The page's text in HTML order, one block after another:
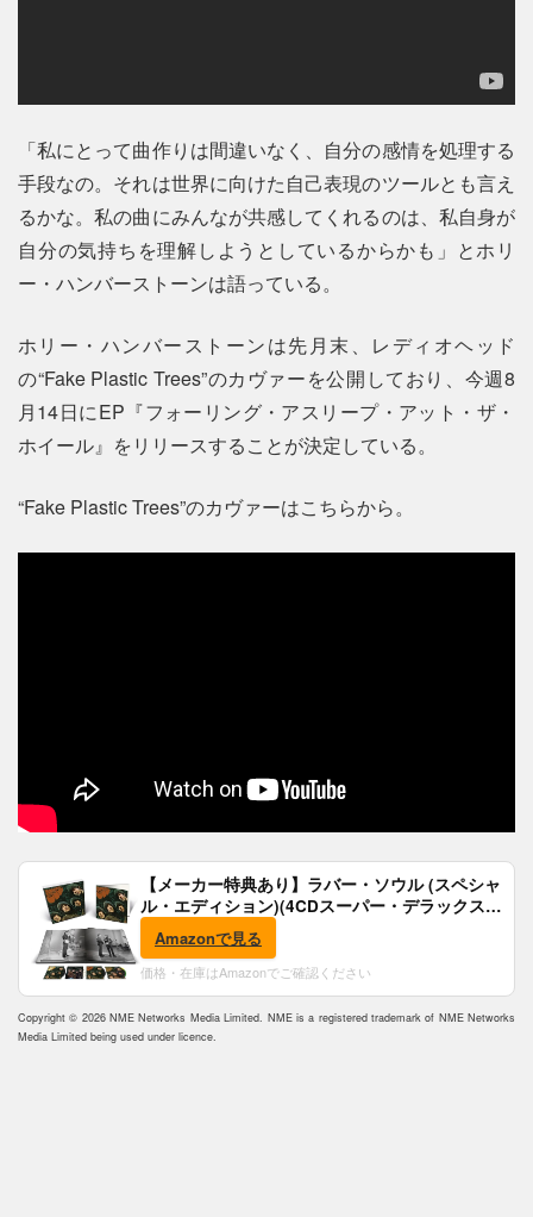
「私にとって曲作りは間違いなく、自分の感情を処理する
手段なの。それは世界に向けた自己表現のツールとも言え
るかな。私の曲にみんなが共感してくれるのは、私自身が
自分の気持ちを理解しようとしているからかも」とホリ
ー・ハンバーストーンは語っている。
ホリー・ハンバーストーンは先月末、レディオヘッド
の“Fake Plastic Trees”のカヴァーを公開しており、今週8
月14日にEP『フォーリング・アスリープ・アット・ザ・
ホイール』をリリースすることが決定している。
“Fake Plastic Trees”のカヴァーはこちらから。
【メーカー特典あり】ラバー・ソウル (スペシャ
ル・エディション)(4CDスーパー・デラックス)
(完全生産限定盤)(SHM-CD)(特典:B2ポスター付)
Amazonで見る
価格・在庫はAmazonでご確認ください
Copyright © 2026 NME Networks Media Limited. NME is a registered trademark of NME Networks
Media Limited being used under licence.